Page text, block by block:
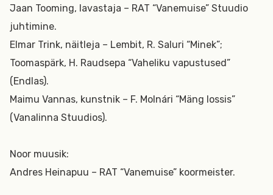
Jaan Tooming, lavastaja – RAT “Vanemuise” Stuudio
juhtimine.
Elmar Trink, näitleja – Lembit, R. Saluri “Minek”;
Toomaspärk, H. Raudsepa “Vaheliku vapustused”
(Endlas).
Maimu Vannas, kunstnik – F. Molnári “Mäng lossis”
(Vanalinna Stuudios).
Noor muusik:
Andres Heinapuu – RAT “Vanemuise” koormeister.